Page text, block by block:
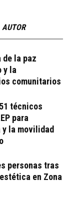
de la paz
y la
comunitarios
técnicos
para
la movilidad
personas tras
en Zona